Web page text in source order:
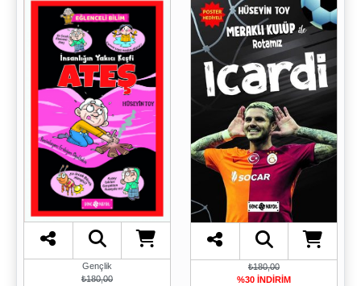
Gençlik
₺180,00
₺180,00
%30 İNDİRİM